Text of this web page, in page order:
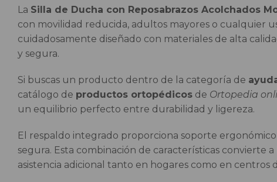
La Silla de Ducha con Reposabrazos Acolchados
con movilidad reducida, adultos mayores o cualquier
cuidadosamente diseñado con materiales de alta
y segura.
Si buscas un producto dentro de la categoría de
catálogo de productos ortopédicos de Ortopedia
un equilibrio perfecto entre durabilidad y ligereza.
El respaldo integrado proporciona soporte
segura. Esta combinación de características convierte
asistencia adicional tanto en hogares como en centros